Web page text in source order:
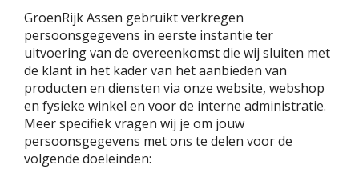
GroenRijk Assen gebruikt verkregen
persoonsgegevens in eerste instantie ter
uitvoering van de overeenkomst die wij sluiten met
de klant in het kader van het aanbieden van
producten en diensten via onze website, webshop
en fysieke winkel en voor de interne administratie.
Meer specifiek vragen wij je om jouw
persoonsgegevens met ons te delen voor de
volgende doeleinden: